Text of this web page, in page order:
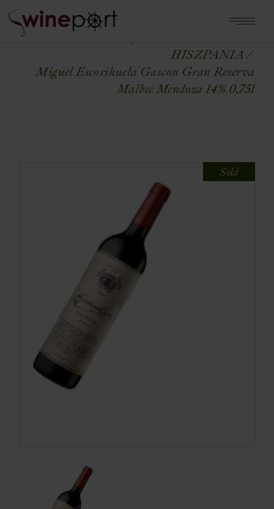
HISZPANIA
Miguel Escorihuela Gascon Gran Reserva
Malbec Mendoza 14% 0,75l
Sold